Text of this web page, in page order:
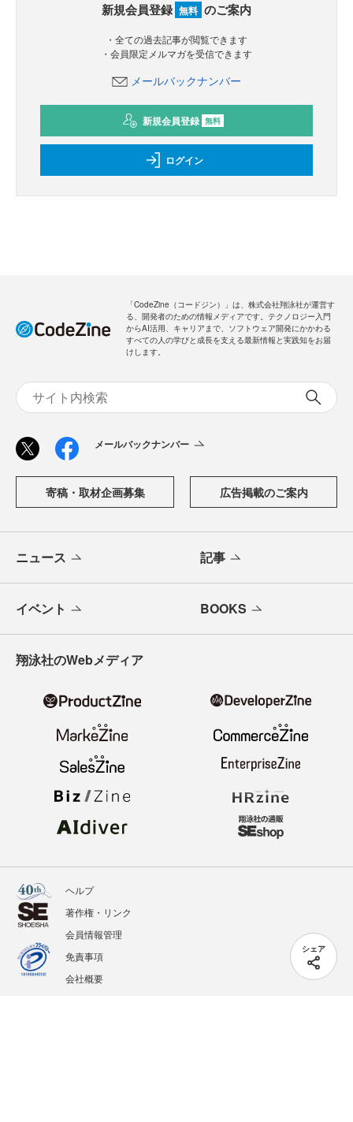
シェア
新規会員登録 無料 のご案内
・全ての過去記事が閲覧できます
・会員限定メルマガを受信できます
メールバックナンバー
新規会員登録 無料
ログイン
「CodeZine（コードジン）」は、株式会社翔泳社が運営す
る、開発者のための情報メディアです。テクノロジー入門
からAI活用、キャリアまで、ソフトウェア開発にかかわる
すべての人の学びと成長を支える最新情報と実践知をお届
けします。
メールバックナンバー
寄稿・取材企画募集 広告掲載のご案内
ニュース 記事
イベント BOOKS
翔泳社のWebメディア
ヘルプ
著作権・リンク
会員情報管理
免責事項
会社概要